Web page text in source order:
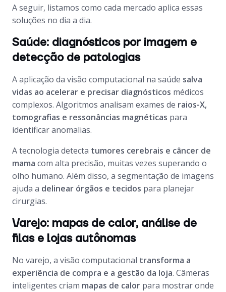
A seguir, listamos como cada mercado aplica essas
soluções no dia a dia.
Saúde: diagnósticos por imagem e
detecção de patologias
A aplicação da visão computacional na saúde salva
vidas ao acelerar e precisar diagnósticos médicos
complexos. Algoritmos analisam exames de raios-X,
tomografias e ressonâncias magnéticas para
identificar anomalias.
A tecnologia detecta tumores cerebrais e câncer de
mama com alta precisão, muitas vezes superando o
olho humano. Além disso, a segmentação de imagens
ajuda a delinear órgãos e tecidos para planejar
cirurgias.
Varejo: mapas de calor, análise de
filas e lojas autônomas
No varejo, a visão computacional transforma a
experiência de compra e a gestão da loja. Câmeras
inteligentes criam mapas de calor para mostrar onde